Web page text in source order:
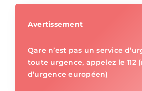
Avertissement
Qare n’est pas un service
toute urgence, appelez le 112
d’urgence européen)